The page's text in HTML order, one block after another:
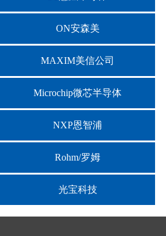
ON安森美
MAXIM美信公司
Microchip微芯半导体
NXP恩智浦
Rohm/罗姆
光宝科技